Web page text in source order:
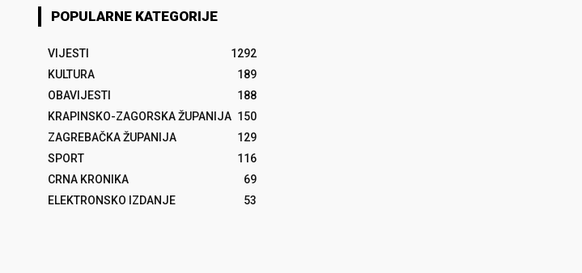
POPULARNE KATEGORIJE
VIJESTI
1292
KULTURA
189
OBAVIJESTI
188
KRAPINSKO-ZAGORSKA ŽUPANIJA 150
ZAGREBAČKA ŽUPANIJA
129
SPORT
116
CRNA KRONIKA
69
ELEKTRONSKO IZDANJE
53